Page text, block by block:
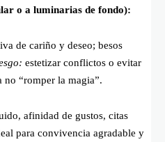
o a luminarias de fondo):
de cariño y deseo; besos
estetizar conflictos o evitar
no “romper la magia”.
afinidad de gustos, citas
para convivencia agradable y